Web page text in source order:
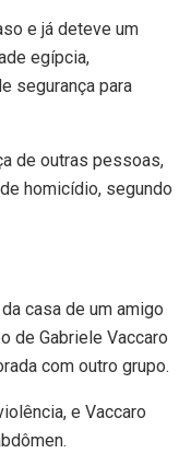
e já deteve um
egípcia,
segurança para
de outras pessoas,
homicídio, segundo
casa de um amigo
de Gabriele Vaccaro
com outro grupo.
e Vaccaro